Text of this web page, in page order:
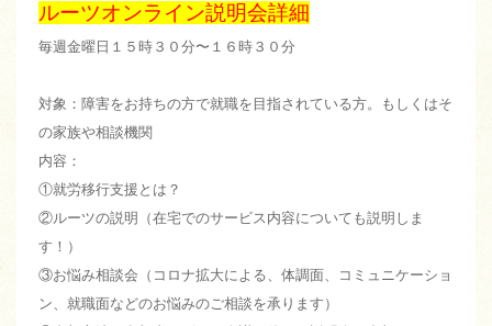
ルーツオンライン説明会詳細
毎週金曜日１５時３０分〜１６時３０分
対象：障害をお持ちの方で就職を目指されている方。もしくはそ
の家族や相談機関
内容：
①就労移行支援とは？
②ルーツの説明（在宅でのサービス内容についても説明しま
す！）
③お悩み相談会（コロナ拡大による、体調面、コミュニケーショ
ン、就職面などのお悩みのご相談を承ります）